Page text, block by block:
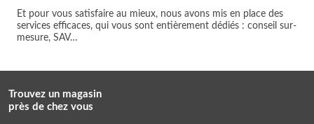
Et pour vous satisfaire au mieux, nous avons mis en place des
services efficaces, qui vous sont entièrement dédiés : conseil sur-
mesure, SAV…
Trouvez un magasin
près de chez vous